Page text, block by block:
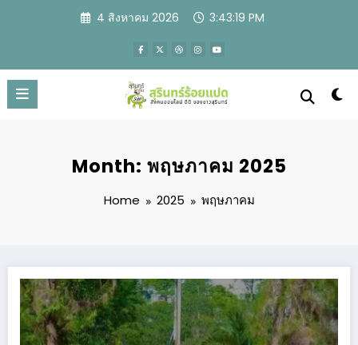
4 สิงหาคม 2026 3:43:20 PM
Month: พฤษภาคม 2025
Home 2025 พฤษภาคม